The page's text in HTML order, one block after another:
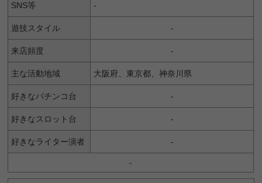
SNS等 -
遊技スタイル -
来店頻度 -
主な活動地域 大阪府、東京都、神奈川県
好きなパチンコ台 -
好きなスロット台 -
好きなライター演者 -
-